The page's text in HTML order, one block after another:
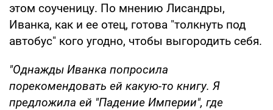
этом соученицу. По мнению Лисандры,
Иванка, как и ее отец, готова "толкнуть под
автобус" кого угодно, чтобы выгородить себя.
"Однажды Иванка попросила
порекомендовать ей какую-то книгу. Я
предложила ей "Падение Империи", где